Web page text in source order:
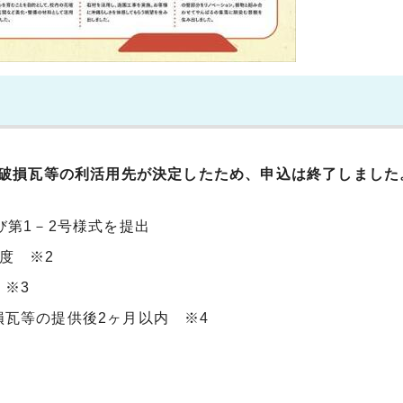
瓦等の利活用先が決定したため、申込は終了しました
第1－2号様式を提出
度 ※2
※3
瓦等の提供後2ヶ月以内 ※4